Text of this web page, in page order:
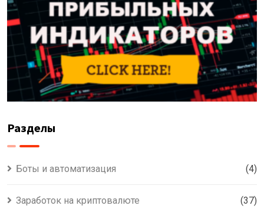
Разделы
Боты и автоматизация (4)
Заработок на криптовалюте (37)